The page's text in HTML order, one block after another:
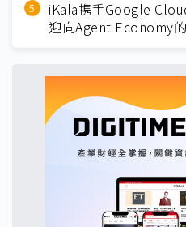
iKala携手Google
迎向Agent Economy